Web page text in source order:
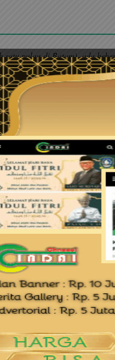
satu pulau di Batam), ada
ke pusat. Ketentuan dan
PSDKP (sambil
mereka mampu dan
bahwasanyan
suci.